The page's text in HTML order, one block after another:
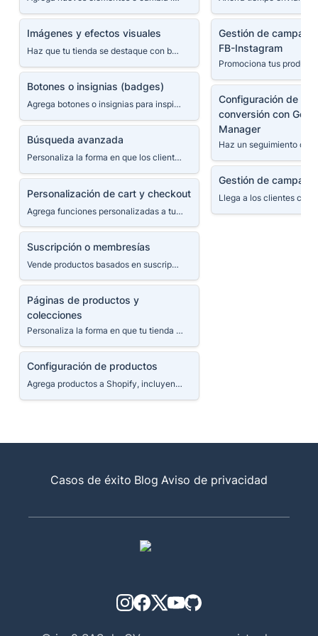
Imágenes y efectos visuales
Imágenes y efectos visuales
Haz que tu tienda se destaque con botones personalizados, banners y efectos visuales
Botones o insignias (badges)
Botones o insignias (badges)
Agrega botones o insignias para inspirar confianza, resaltar productos o permitir que la gente se conecte contigo en las redes sociales. Haz que tu tienda se destaque con botones personalizados.
Búsqueda avanzada
Búsqueda avanzada
Personaliza la forma en que los clientes encuentran tus productos y se mueven por su sitio.
Personalización de cart y
checkout
Personalización de cart y checkout
Agrega funciones personalizadas a tu página del carrito de compras y ofrece más opciones a tus clientes para que lleguen al pago.
Suscripción o membresías
Suscripción o membresías
Vende productos basados en suscripciones o en membresías y configure los procesos de facturación recurrente y de envío.
Páginas de productos y
colecciones
Páginas de productos y
colecciones
Personaliza la forma en que tu tienda muestra productos o colecciones.
Configuración de productos
Configuración de productos
Agrega productos a Shopify, incluyendo su descripción, imágenes y meta etiquetas. Obtén ayuda con la organización de tus productos y colecciones para que los visitantes puedan comprar fácilmente los productos por categorías y filtros.
Gestión de
y FB-Instagram
Gestión de
FB-Instagram
Configuración de
conversión con
Manager
Configuración de
conversión con
Manager
Gestión de
Gestión de
Casos de éxito Blog Aviso de privacidad